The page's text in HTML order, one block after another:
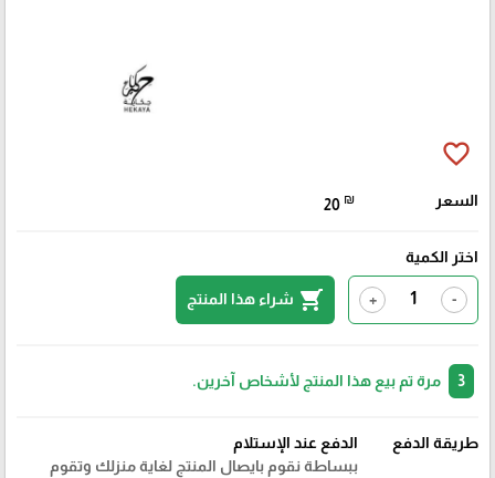
favorite_border
السعر 20 ₪
اختر الكمية
-
+
shopping_cart شراء هذا المنتج
مرة تم بيع هذا المنتج لأشخاص آخرين.
طريقة الدفع
الدفع عند الإستلام
ببساطة نقوم بايصال المنتج لغاية منزلك وتقوم